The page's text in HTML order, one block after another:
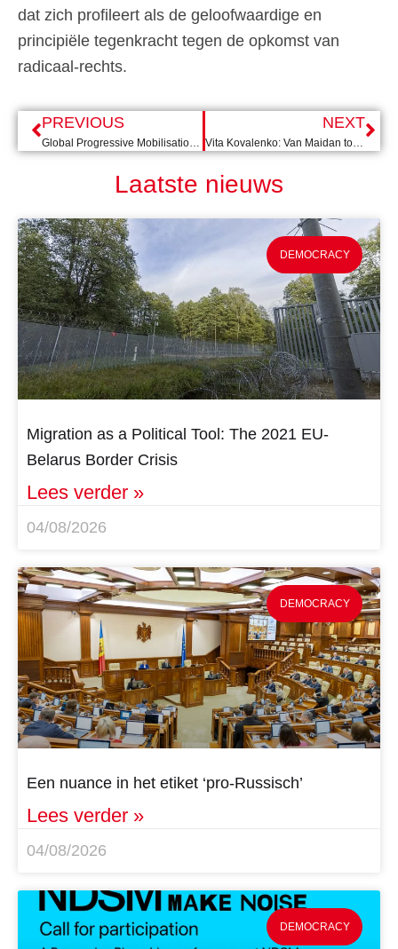
dat zich profileert als de geloofwaardige en
principiële tegenkracht tegen de opkomst van
radicaal-rechts.
PREVIOUS NEXT
Vita Kovalenko: Van Maidan tot de Dordtse Gemeenteraad
Laatste nieuws
DEMOCRACY
Migration as a Political Tool: The 2021 EU-
Belarus Border Crisis
Lees verder »
04/08/2026
DEMOCRACY
Een nuance in het etiket ‘pro-Russisch’
Lees verder »
04/08/2026
DEMOCRACY